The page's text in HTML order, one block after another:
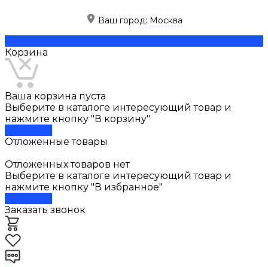
Ваш город: Москва
Корзина
Ваша корзина пуста
Выберите в каталоге интересующий товар и
нажмите кнопку "В корзину"
Отложенные товары
Отложенных товаров нет
Выберите в каталоге интересующий товар и
нажмите кнопку "В избранное"
Заказать звонок